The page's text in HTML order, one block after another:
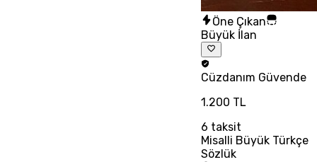
Öne Çıkan
Büyük İlan
Cüzdanım Güvende
1.200 TL
6 taksit
Misalli Büyük Türkçe
Sözlük